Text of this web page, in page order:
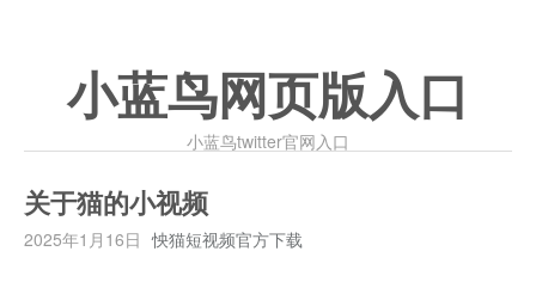
小蓝鸟网页版入口
小蓝鸟twitter官网入口
关于猫的小视频
2025年1月16日 怏猫短视频官方下载